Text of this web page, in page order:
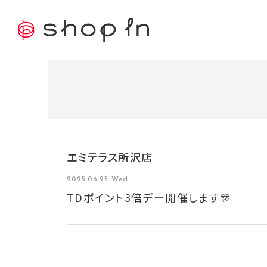
エミテラス所沢店
2025.06.25 Wed
TDポイント3倍デー開催します🎊